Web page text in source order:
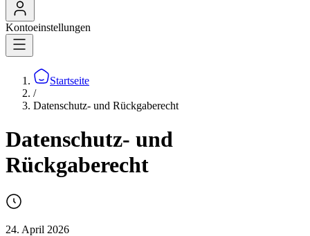
Kontoeinstellungen
Startseite
/
Datenschutz- und Rückgaberecht
Datenschutz- und
Rückgaberecht
24. April 2026